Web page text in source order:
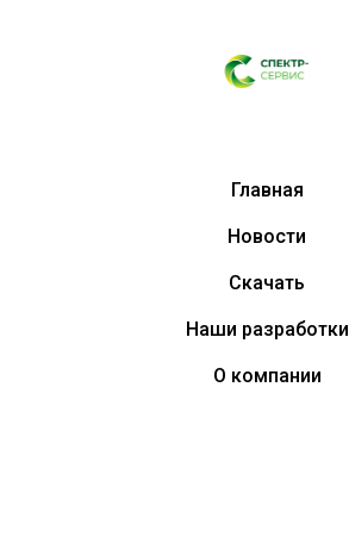
Главная
Новости
Скачать
Наши разработки
О компании